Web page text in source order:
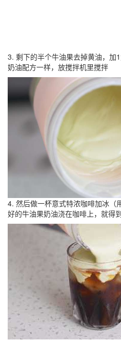
3. 剩下的半个牛油果去掉黄油，加
奶油配方一样，放搅拌机里搅拌
4. 然后做一杯意式特浓咖啡加冰（
好的牛油果奶油浇在咖啡上，就得